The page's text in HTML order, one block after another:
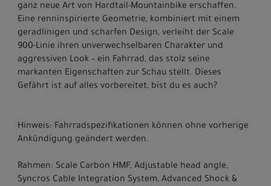
ganz neue Art von Hardtail-Mountainbike erschaffen.
Eine renninspirierte Geometrie, kombiniert mit einem
geradlinigen und scharfen Design, verleiht der Scale
900-Linie ihren unverwechselbaren Charakter und
aggressiven Look – ein Fahrrad, das stolz seine
markanten Eigenschaften zur Schau stellt. Dieses
Gefährt ist auf alles vorbereitet, bist du es auch?
Hinweis: Fahrradspezifikationen können ohne vorherige
Ankündigung geändert werden.
Rahmen: Scale Carbon HMF, Adjustable head angle,
Syncros Cable Integration System, Advanced Shock &